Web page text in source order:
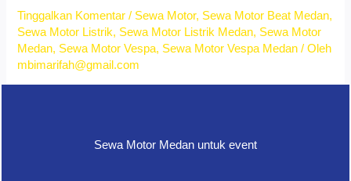
Tinggalkan Komentar / Sewa Motor, Sewa Motor Beat Medan,
Sewa Motor Listrik, Sewa Motor Listrik Medan, Sewa Motor
Medan, Sewa Motor Vespa, Sewa Motor Vespa Medan / Oleh
mbimarifah@gmail.com
Sewa Motor Medan untuk event